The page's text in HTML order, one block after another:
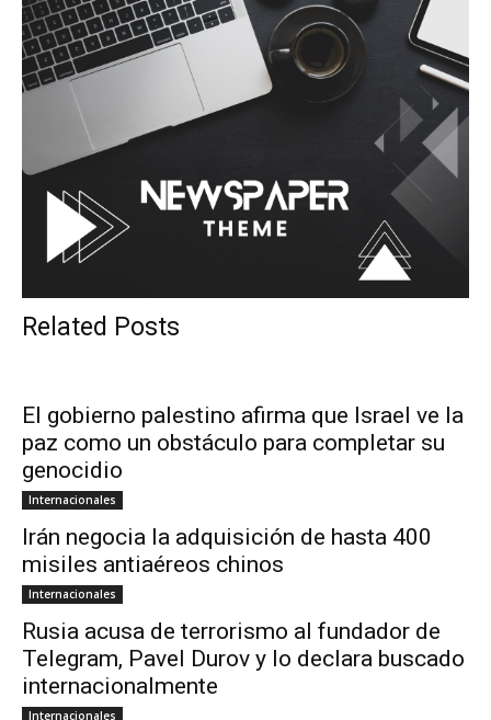
Related Posts
El gobierno palestino afirma que Israel ve la
paz como un obstáculo para completar su
genocidio
Internacionales
Irán negocia la adquisición de hasta 400
misiles antiaéreos chinos
Internacionales
Rusia acusa de terrorismo al fundador de
Telegram, Pavel Durov y lo declara buscado
internacionalmente
Internacionales